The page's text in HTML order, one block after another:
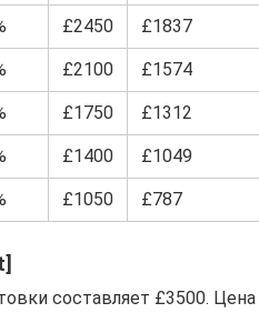
£2450 £1837
£2100 £1574
£1750 £1312
£1400 £1049
£1050 £787
составляет £3500.